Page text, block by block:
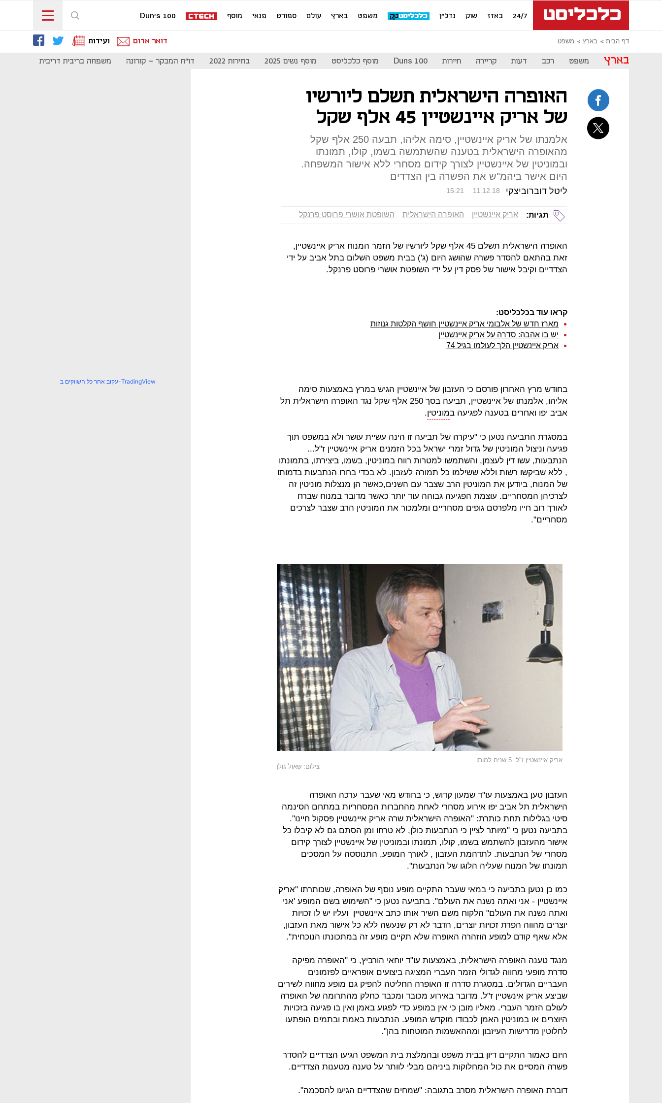
24/7 באזז שוק נדל"ן משפט בארץ עולם ספורט פנאי מוסף Dun's 100
דף הבית בארץ משפט דואר אדום ועידות
בארץ משפט רכב דעות קריירה תיירות Duns 100 מוסף כלכליסט מוסף נשים 2025 בחירות 2022 דו"ח המבקר - קורונה משפחה בריבית דריבית
האופרה הישראלית תשלם ליורשיו
של אריק איינשטיין 45 אלף שקל
אלמנתו של אריק איינשטיין, סימה אליהו, תבעה 250 אלף שקל
מהאופרה הישראלית בטענה שהשתמשה בשמו, קולו, תמונתו
ובמוניטין של איינשטיין לצורך קידום מסחרי ללא אישור המשפחה.
היום אישר ביהמ"ש את הפשרה בין הצדדים
ליטל דוברוביצקי 15:21 11.12.18
תגיות: אריק איינשטיין האופרה הישראלית השופטת אושרי פרוסט פרנקל
האופרה הישראלית תשלם 45 אלף שקל ליורשיו של הזמר המנוח אריק איינשטיין,
זאת בהתאם להסדר פשרה שהושג היום (ג') בבית משפט השלום בתל אביב על ידי
הצדדיים וקיבל אישור של פסק דין על ידי השופטת אושרי פרוסט פרנקל.
קראו עוד בכלכליסט:
מארז חדש של אלבומי אריק איינשטיין חושף הקלטות גנוזות
יש בו אהבה: סדרה על אריק איינשטיין
אריק איינשטיין הלך לעולמו בגיל 74
בחודש מרץ האחרון פורסם כי העזבון של איינשטיין הגיש במרץ באמצעות סימה
אליהו, אלמנתו של איינשטיין, תביעה בסך 250 אלף שקל נגד האופרה הישראלית תל
אביב יפו ואחרים בטענה לפגיעה במוניטין.
במסגרת התביעה נטען כי "עיקרה של תביעה זו הינה עשיית עושר ולא במשפט תוך
פגיעה וניצול המוניטין של גדול זמרי ישראל בכל הזמנים אריק איינשטיין ז"ל...
הנתבעות, עשו דין לעצמן, והשתמשו למטרות רווח במוניטין, בשמו, ביצירתו, בתמונתו
, ללא שביקשו רשות וללא ששילמו כל תמורה לעזבון. לא בכדי בחרו הנתבעות בדמותו
של המנוח, ביודען את המוניטין הרב שצבר עם השנים,כאשר הן מנצלות מוניטין זה
לצרכיהן המסחריים. עוצמת הפגיעה גבוהה עוד יותר כאשר מדובר במנוח שברח
לאורך רוב חייו מלפרסם גופים מסחריים ומלמכור את המוניטין הרב שצבר לצרכים
מסחריים".
אריק איינשטיין ז"ל. 5 שנים למותו
צילום: שאול גולן
העזבון טען באמצעות עו"ד שמעון קדוש, כי בחודש מאי שעבר ערכה האופרה
הישראלית תל אביב יפו אירוע מסחרי לאחת מהחברות המסחריות במתחם הסינמה
סיטי בגלילות תחת כותרת: "האופרה הישראלית שרה אריק איינשטיין פסקול חיינו".
בתביעה נטען כי "מיותר לציין כי הנתבעות כולן, לא טרחו ומן הסתם גם לא קיבלו כל
אישור מהעזבון להשתמש בשמו, קולו, תמונתו ובמוניטין של איינשטיין לצורך קידום
מסחרי של הנתבעות. לתדהמת העזבון , לאורך המופע, התנוססה על המסכים
תמונתו של המנוח שעליה הלוגו של הנתבעות".
כמו כן נטען בתביעה כי במאי שעבר התקיים מופע נוסף של האופרה, שכותרתו "אריק
איינשטיין - אני ואתה נשנה את העולם". בתביעה נטען כי "השימוש בשם המופע 'אני
ואתה נשנה את העולם" הלקוח משם השיר אותו כתב איינשטיין ועליו יש לו זכויות
יוצרים מהווה הפרת זכויות יוצרים, הדבר לא רק שנעשה ללא כל אישור מאת העזבון,
אלא שאף קודם למופע הוזהרה האופרה שלא תקיים מופע זה במתכונתו הנוכחית".
מנגד טענה האופרה הישראלית, באמצעות עו"ד יוחאי הורביץ, כי "האופרה מפיקה
סדרת מופעי מחווה לגדולי הזמר העברי המציגה ביצועים אופראיים לפזמונים
העבריים הגדולים. במסגרת סדרה זו האופרה החליטה להפיק גם מופע מחווה לשירים
שביצע אריק אינשטיין ז"ל. מדובר באירוע מכובד ומכבד כחלק מהתרומה של האופרה
לעולם הזמר העברי. מאליו מובן כי אין במופע כדי לפגוע באמן ואין בו פגיעה בזכויות
היוצרים או במוניטין האמן לכבודו מוקדש המופע. הנתבעות באמת ובתמים הופתעו
לחלוטין מדרישות העיזבון ומההאשמות המוטחות בהן".
היום כאמור התקיים דיון בבית משפט ובהמלצת בית המשפט הגיעו הצדדיים להסדר
פשרה המסיים את כול המחלוקות ביניהם מבלי לוותר על טענה מטענות הצדדיים.
דוברת האופרה הישראלית מסרב בתגובה: "שמחים שהצדדיים הגיעו להסכמה".
עקוב אחר כל השווקים ב-TradingView